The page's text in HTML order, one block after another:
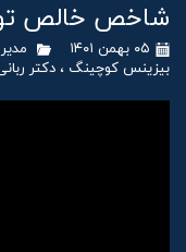
خروج از حساب کاربری
شاخص خالص
۰۵ بهمن ۱۴۰۱
بیزینس کوچینگ ، دکتر